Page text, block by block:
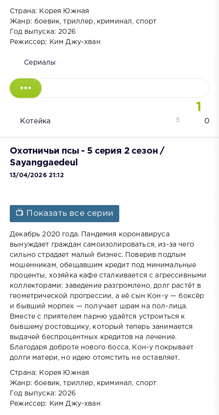
Страна: Корея Южная
Жанр: боевик, триллер, криминал, спорт
Год выпуска: 2026
Режиссер: Ким Джу-хван
Сериалы
1
Котейка 0
5
Охотничьи псы - 5 серия 2 сезон /
Sayanggaedeul
13/04/2026 21:12
📺 Показать все серии
Декабрь 2020 года. Пандемия коронавируса
вынуждает граждан самоизолироваться, из-за чего
сильно страдает малый бизнес. Поверив подлым
мошенникам, обещавшим кредит под минимальные
проценты, хозяйка кафе сталкивается с агрессивными
коллекторами: заведение разгромлено, долг растёт в
геометрической прогрессии, а её сын Кон-у — боксёр
и бывший морпех — получает шрам на пол-лица.
Вместе с приятелем парню удаётся устроиться к
бывшему ростовщику, который теперь занимается
выдачей беспроцентных кредитов на лечение.
Благодаря доброте нового босса, Кон-у покрывает
долги матери, но идею отомстить не оставляет.
Страна: Корея Южная
Жанр: боевик, триллер, криминал, спорт
Год выпуска: 2026
Режиссер: Ким Джу-хван